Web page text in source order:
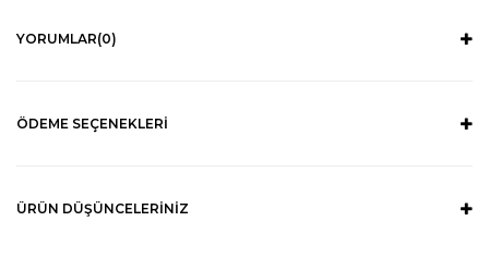
YORUMLAR(0)
ÖDEME SEÇENEKLERI
ÜRÜN DÜŞÜNCELERINIZ